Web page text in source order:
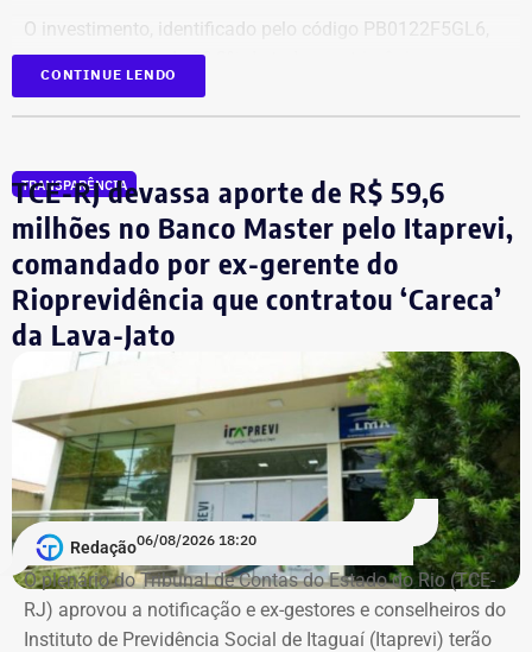
O investimento, identificado pelo código PB0122F5GL6,
representa cerca de 99,2% de todo o patrimônio
incluem aplicações de renda fixa em diferentes
instituições financeiras, além de um depósito bancário no
valor de R$ 0,01.
Empresário do setor de seguros
De acordo com os dados do registro de candidatura, Alex
Melim nasceu no Rio de Janeiro em 2 de junho de 1976, é
casado, possui ensino médio completo e declarou exercer
a profissão de empresário.
Em documento de consulta pública da Casa da Moeda do
Brasil, Alex Ofredi Melim aparece como representante da
Melim Corretora de Seguros Ltda., empresa que atua no
setor de seguros e planos de saúde.
CONTINUE LENDO
TRANSPARÊNCIA
TCE-RJ devassa aporte de R$ 59,6
milhões no Banco Master pelo Itaprevi,
comandado por ex-gerente do
Rioprevidência que contratou ‘Careca’
da Lava-Jato
Redação06/08/2026 18:20
O plenário do Tribunal de Contas do Estado do Rio (TCE-
RJ) aprovou a notificação e ex-gestores e conselheiros do
Instituto de Previdência Social de Itaguaí (Itaprevi) terão